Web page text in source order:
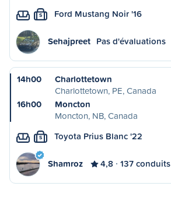
S Ford Mustang Noir '16
Sehajpreet Pas d'évaluations
14h00
Charlottetown
Charlottetown, PE, Canada
16h00
Moncton
Moncton, NB, Canada
S Toyota Prius Blanc '22
Shamroz 4,8 137 conduits